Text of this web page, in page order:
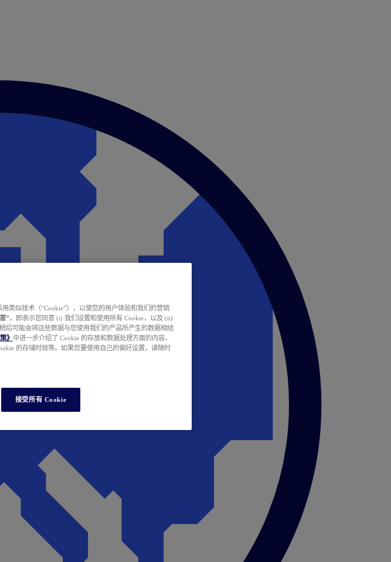
类似技术（“Cookie”），以使您的用户体验和我们的营销
” ，即表示您同意 (i) 我们设置和使用所有 Cookie，以及 (ii)
后可能会将这些数据与您使用我们的产品所产生的数据相结
》 中进一步介绍了 Cookie 的存放和数据处理方面的内容，
的存储时效等。如果您要使用自己的偏好设置，请随时
接受所有 Cookie